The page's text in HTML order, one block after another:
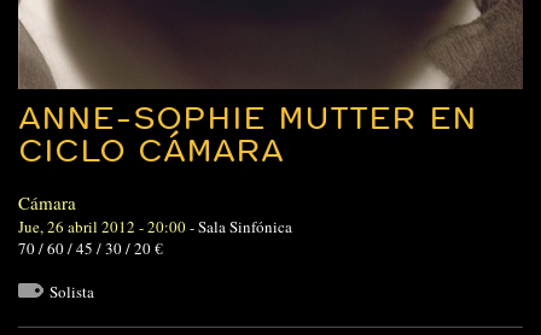
ANNE-SOPHIE MUTTER EN
CICLO CÁMARA
Cámara
Jue, 26 abril 2012 - 20:00-Sala Sinfónica
70 / 60 / 45 / 30 / 20 €
Solista